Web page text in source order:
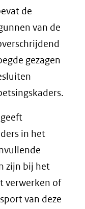
de
van de
gezagen
in het
zijn bij het
verwerken of
van deze